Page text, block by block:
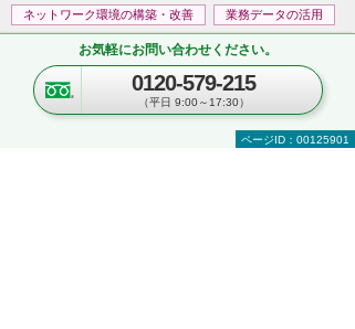
ネットワーク環境の構築・改善
業務データの活用
kintoneハンズオンセミナー＆オフィスツア
ー
～kintoneの実機を体験！ ＆実際のオフィス
をツアー形式でご案内～
ページID：00125901
お気軽にお問い合わせください。
0120-579-215
（平日 9:00～17:30）